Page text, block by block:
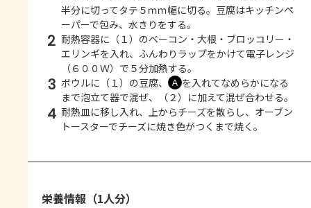
半分に切ってタテ５ｍｍ幅に切る。豆腐はキッチンペ
ーパーで包み、水きりをする。
2 耐熱容器に（１）のベーコン・大根・ブロッコリー・
エリンギを入れ、ふんわりラップをかけて電子レンジ
（６００Ｗ）で５分加熱する。
3 ボウルに（１）の豆腐、 Ａ を入れてなめらかになる
まで泡立て器で混ぜ、（２）に加えて混ぜ合わせる。
4 耐熱皿に移し入れ、上からチーズを散らし、オーブン
トースターでチーズに焼き色がつくまで焼く。
栄養情報（1人分）